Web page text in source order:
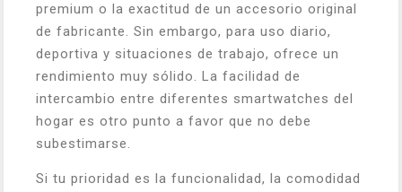
premium o la exactitud de un accesorio original
de fabricante. Sin embargo, para uso diario,
deportiva y situaciones de trabajo, ofrece un
rendimiento muy sólido. La facilidad de
intercambio entre diferentes smartwatches del
hogar es otro punto a favor que no debe
subestimarse.
Si tu prioridad es la funcionalidad, la comodidad